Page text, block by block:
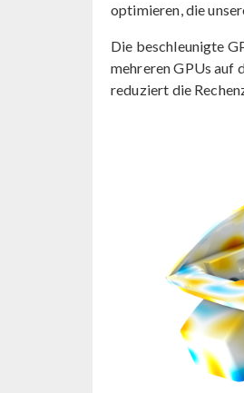
optimieren, die
Die beschleunigte
mehreren GPUs auf
reduziert die